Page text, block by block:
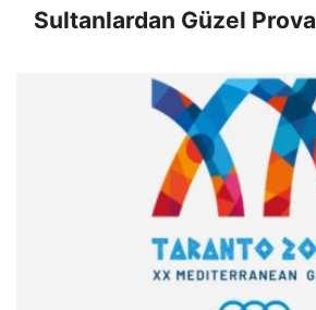
Sultanlardan Güzel Prova